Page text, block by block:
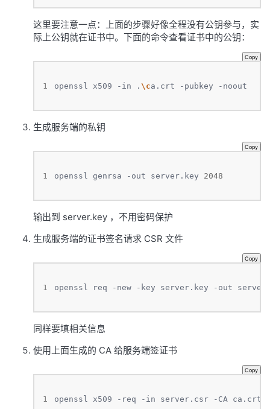
这里要注意一点：上面的步骤好像全程没有公钥参与，实
际上公钥就在证书中。下面的命令查看证书中的公钥：
Copy
1 openssl x509 -in . \ca.crt -pubkey -noout
生成服务端的私钥
Copy
1 openssl genrsa -out server.key 2048
输出到 server.key ，不用密码保护
生成服务端的证书签名请求 CSR 文件
Copy
1 openssl req -new -key server.key -out
同样要填相关信息
使用上面生成的 CA 给服务端签证书
Copy
1 openssl x509 -req -in server.csr -CA ca.crt